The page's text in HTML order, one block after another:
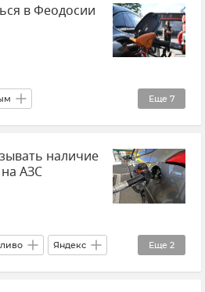
район
в Феодосии
Еще 7
Топливо
топлива в Крыму
наличие
АЗС
Еще 2
Яндекс